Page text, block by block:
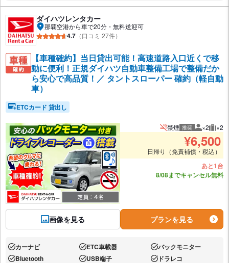
ダイハツレンタカー
那覇空港から車で20分・無料送迎可
4.7 （口コミ 27件）
【車種確約】当日貸出可能！高速道路入口近くで移
動に便利！正規ダイハツ自動車整備工場で整備だか
ら安心で高品質！／ タントスローパー 確約（軽自動
車）
ETCカード 貸出し
画像を見る
禁煙 推奨 推奨人数
×2 推
×2
¥6,500
日帰り（免責補償・税込）
あと1台
8/08までキャンセル無料
プランを見る
あり:カーナビ あり:ETC車載器 あり:バックモニター
Bluetooth USB端子 ドラレコ